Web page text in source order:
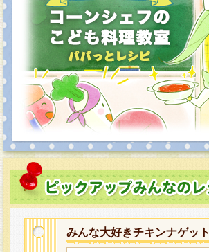
みんな大好きチキンナゲット